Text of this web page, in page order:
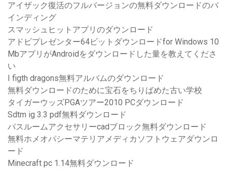
アイザック復活のフルバージョンの無料ダウンロードのバ
インディング
スマッシュヒットアプリのダウンロード
アドビプレゼンター64ビットダウンロードfor Windows 10
MbアプリがAndroidをダウンロードした量を教えてくださ
い
I figth dragons無料アルバムのダウンロード
無料ダウンロードのために宝石をちりばめた古い学校
タイガーウッズPGAツアー2010 PCダウンロード
Sdtm ig 3.3 pdf無料ダウンロード
バスルームアクセサリーcadブロック無料ダウンロード
無料ホメオパシーマテリアメディカソフトウェアダウンロ
ード
Minecraft pc 1.14無料ダウンロード